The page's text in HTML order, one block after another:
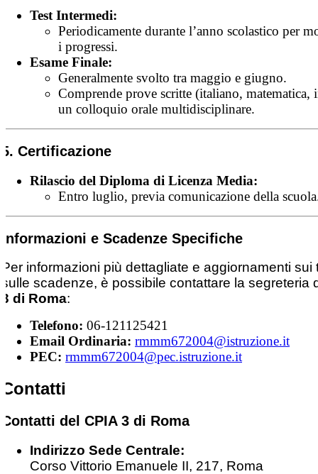
Test Intermedi:
Periodicamente durante l’anno scolastico per
i progressi.
Esame Finale:
Generalmente svolto tra maggio e giugno.
Comprende prove scritte (italiano, matematica,
un colloquio orale multidisciplinare.
5. Certificazione
Rilascio del Diploma di Licenza Media:
Entro luglio, previa comunicazione della
Informazioni e Scadenze Specifiche
Per informazioni più dettagliate e aggiornamenti sui
sulle scadenze, è possibile contattare la segreteria
3 di Roma:
Telefono: 06-121125421
Email Ordinaria: rmmm672004@istruzione.it
PEC: rmmm672004@pec.istruzione.it
Contatti
Contatti del CPIA 3 di Roma
Indirizzo Sede Centrale:
Corso Vittorio Emanuele II, 217, Roma